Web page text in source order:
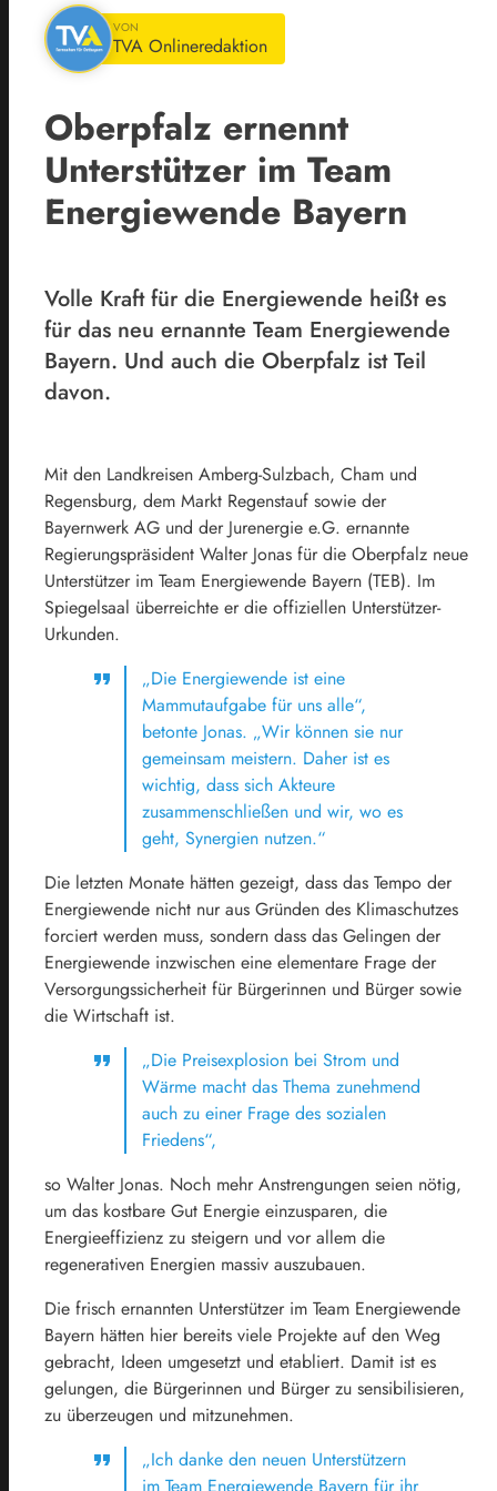
VON
TVA Onlineredaktion
Oberpfalz ernennt
Unterstützer im Team
Energiewende Bayern
Volle Kraft für die Energiewende heißt es
für das neu ernannte Team Energiewende
Bayern. Und auch die Oberpfalz ist Teil
davon.
Mit den Landkreisen Amberg-Sulzbach, Cham und
Regensburg, dem Markt Regenstauf sowie der
Bayernwerk AG und der Jurenergie e.G. ernannte
Regierungspräsident Walter Jonas für die Oberpfalz neue
Unterstützer im Team Energiewende Bayern (TEB). Im
Spiegelsaal überreichte er die offiziellen Unterstützer-
Urkunden.
„Die Energiewende ist eine
Mammutaufgabe für uns alle“,
betonte Jonas. „Wir können sie nur
gemeinsam meistern. Daher ist es
wichtig, dass sich Akteure
zusammenschließen und wir, wo es
geht, Synergien nutzen.“
Die letzten Monate hätten gezeigt, dass das Tempo der
Energiewende nicht nur aus Gründen des Klimaschutzes
forciert werden muss, sondern dass das Gelingen der
Energiewende inzwischen eine elementare Frage der
Versorgungssicherheit für Bürgerinnen und Bürger sowie
die Wirtschaft ist.
„Die Preisexplosion bei Strom und
Wärme macht das Thema zunehmend
auch zu einer Frage des sozialen
Friedens“,
so Walter Jonas. Noch mehr Anstrengungen seien nötig,
um das kostbare Gut Energie einzusparen, die
Energieeffizienz zu steigern und vor allem die
regenerativen Energien massiv auszubauen.
Die frisch ernannten Unterstützer im Team Energiewende
Bayern hätten hier bereits viele Projekte auf den Weg
gebracht, Ideen umgesetzt und etabliert. Damit ist es
gelungen, die Bürgerinnen und Bürger zu sensibilisieren,
zu überzeugen und mitzunehmen.
„Ich danke den neuen Unterstützern